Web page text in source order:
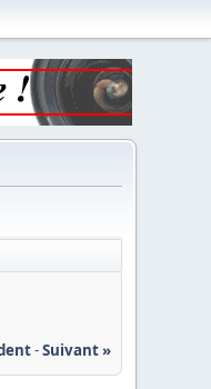
-Suivant »